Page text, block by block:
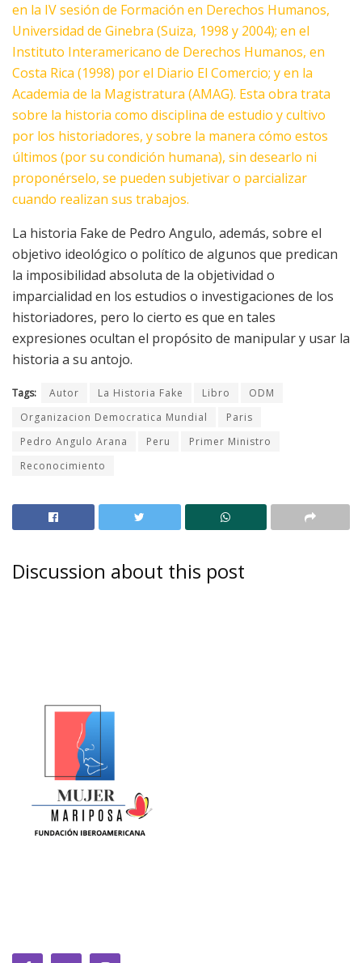
en la IV sesión de Formación en Derechos Humanos,
Universidad de Ginebra (Suiza, 1998 y 2004); en el
Instituto Interamericano de Derechos Humanos, en
Costa Rica (1998) por el Diario El Comercio; y en la
Academia de la Magistratura (AMAG). Esta obra trata
sobre la historia como disciplina de estudio y cultivo
por los historiadores, y sobre la manera cómo estos
últimos (por su condición humana), sin desearlo ni
proponérselo, se pueden subjetivar o parcializar
cuando realizan sus trabajos.
La historia Fake de Pedro Angulo, además, sobre el
objetivo ideológico o político de algunos que predican
la imposibilidad absoluta de la objetividad o
imparcialidad en los estudios o investigaciones de los
historiadores, pero lo cierto es que en tales
expresiones ocultan el propósito de manipular y usar la
historia a su antojo.
Tags: Autor La Historia Fake Libro
ODM
Organizacion Democratica Mundial
Paris
Pedro Angulo Arana
Peru
Primer Ministro
Reconocimiento
Discussion about this post